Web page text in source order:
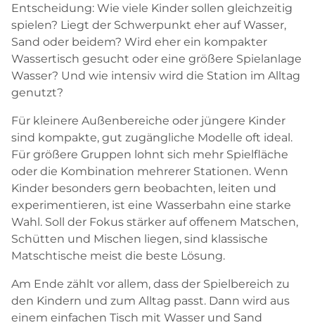
Entscheidung: Wie viele Kinder sollen gleichzeitig
spielen? Liegt der Schwerpunkt eher auf Wasser,
Sand oder beidem? Wird eher ein kompakter
Wassertisch gesucht oder eine größere Spielanlage
Wasser? Und wie intensiv wird die Station im Alltag
genutzt?
Für kleinere Außenbereiche oder jüngere Kinder
sind kompakte, gut zugängliche Modelle oft ideal.
Für größere Gruppen lohnt sich mehr Spielfläche
oder die Kombination mehrerer Stationen. Wenn
Kinder besonders gern beobachten, leiten und
experimentieren, ist eine Wasserbahn eine starke
Wahl. Soll der Fokus stärker auf offenem Matschen,
Schütten und Mischen liegen, sind klassische
Matschtische meist die beste Lösung.
Am Ende zählt vor allem, dass der Spielbereich zu
den Kindern und zum Alltag passt. Dann wird aus
einem einfachen Tisch mit Wasser und Sand